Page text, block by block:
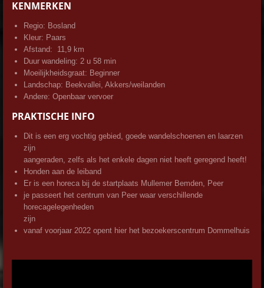
KENMERKEN
Regio: Bosland
Kleur: Paars
Afstand: 11,9 km
Duur wandeling: 2 u 58 min
Moeilijkheidsgraat: Beginner
Landschap: Beekvallei, Akkers/weilanden
Andere: Openbaar vervoer
PRAKTISCHE INFO
Dit is een erg vochtig gebied, goede wandelschoenen en laarzen
zijn
aangeraden, zelfs als het enkele dagen niet heeft geregend heeft!
Honden aan de leiband
Er is een horeca bij de startplaats Mullemer Bemden, Peer
je passeert het centrum van Peer waar verschillende
horecagelegenheden
zijn
vanaf voorjaar 2022 opent hier het bezoekerscentrum Dommelhuis